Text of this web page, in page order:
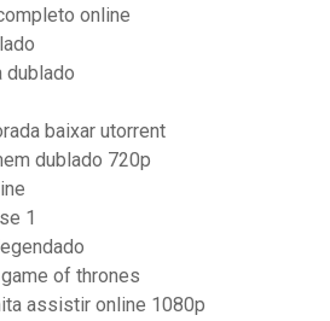
online
dublado
baixar utorrent
dublado 720p
1
of thrones
assistir online 1080p